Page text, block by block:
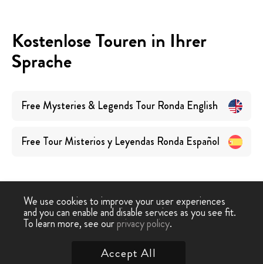
Kostenlose Touren in Ihrer
Sprache
Free Mysteries & Legends Tour Ronda English
Free Tour Misterios y Leyendas Ronda Español
Free
Tour - Free Tour
Ronda › Geheimnisvolles & Legenden
Free Tour Ronda
We use cookies to improve your user experiences
and you can enable and disable services as you see fit.
To learn more, see ourprivacy policy.
Accept All